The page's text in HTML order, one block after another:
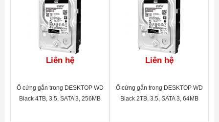
Liên hệ
Ổ cứng gắn trong DESKTOP WD
Black 4TB, 3.5, SATA 3, 256MB
Liên hệ
Ổ cứng gắn trong DESKTOP WD
Black 2TB, 3.5, SATA 3, 64MB